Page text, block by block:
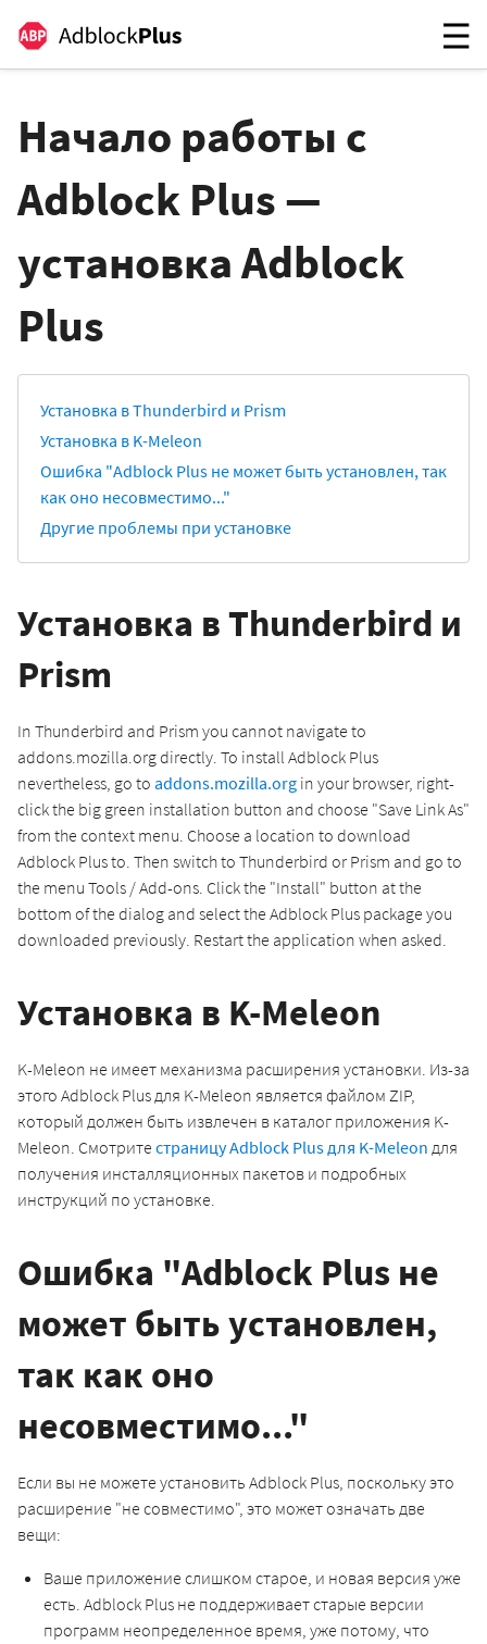
Начало работы с
Adblock Plus —
установка Adblock
Plus
Установка в Thunderbird и Prism
Установка в K-Meleon
Ошибка "Adblock Plus не может быть установлен, так
как оно несовместимо..."
Другие проблемы при установке
Установка в Thunderbird и
Prism
In Thunderbird and Prism you cannot navigate to
addons.mozilla.org directly. To install Adblock Plus
nevertheless, go to addons.mozilla.org in your browser, right-
click the big green installation button and choose "Save Link As"
from the context menu. Choose a location to download
Adblock Plus to. Then switch to Thunderbird or Prism and go to
the menu Tools / Add-ons. Click the "Install" button at the
bottom of the dialog and select the Adblock Plus package you
downloaded previously. Restart the application when asked.
Установка в K-Meleon
K-Meleon не имеет механизма расширения установки. Из-за
этого Adblock Plus для K-Meleon является файлом ZIP,
который должен быть извлечен в каталог приложения K-
Meleon. Смотритестраницу Adblock Plus для K-Meleon для
получения инсталляционных пакетов и подробных
инструкций по установке.
Ошибка "Adblock Plus не
может быть установлен,
так как оно
несовместимо..."
Если вы не можете установить Adblock Plus, поскольку это
расширение "не совместимо", это может означать две
вещи:
Ваше приложение слишком старое, и новая версия уже
есть. Adblock Plus не поддерживает старые версии
программ неопределенное время, уже потому, что